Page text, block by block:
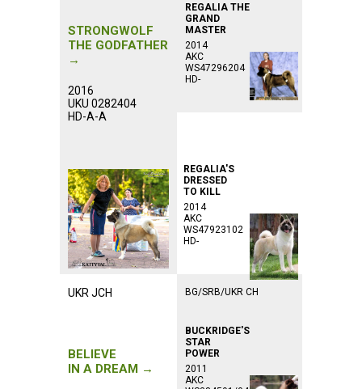
STRONGWOLF
THE GODFATHER
→
UKR JCH
BELIEVE
IN A DREAM →
2016
UKU 0282404
HD-A-A
REGALIA THE
GRAND
MASTER
2014
AKC
WS47296204
HD-
REGALIA'S
DRESSED
TO KILL
2014
AKC
WS47923102
HD-
BG/SRB/UKR CH
BUCKRIDGE'S
STAR
POWER
2011
AKC